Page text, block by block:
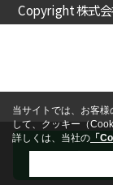
Copyright 株式
電話
当サイトでは、お客
して、クッキー（
詳しくは、当社の 「